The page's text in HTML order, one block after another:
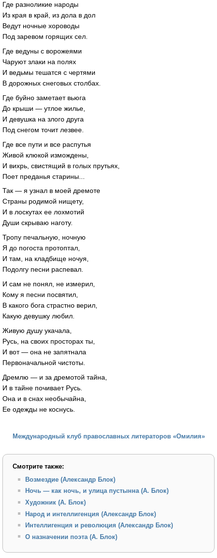
Где разноликие народы
Из края в край, из дола в дол
Ведут ночные хороводы
Под заревом горящих сел.
Где ведуны с ворожеями
Чаруют злаки на полях
И ведьмы тешатся с чертями
В дорожных снеговых столбах.
Где буйно заметает вьюга
До крыши — утлое жилье,
И девушка на злого друга
Под снегом точит лезвее.
Где все пути и все распутья
Живой клюкой измождены,
И вихрь, свистящий в голых прутьях,
Поет преданья старины...
Так — я узнал в моей дремоте
Страны родимой нищету,
И в лоскутах ее лохмотий
Души скрываю наготу.
Тропу печальную, ночную
Я до погоста протоптал,
И там, на кладбище ночуя,
Подолгу песни распевал.
И сам не понял, не измерил,
Кому я песни посвятил,
В какого бога страстно верил,
Какую девушку любил.
Живую душу укачала,
Русь, на своих просторах ты,
И вот — она не запятнала
Первоначальной чистоты.
Дремлю — и за дремотой тайна,
И в тайне почивает Русь.
Она и в снах необычайна,
Ее одежды не коснусь.
Международный клуб православных литераторов «Омилия»
Смотрите также:
Возмездие (Александр Блок)
Ночь — как ночь, и улица пустынна (А. Блок)
Художник (А. Блок)
Народ и интеллигенция (Александр Блок)
Интеллигенция и революция (Александр Блок)
О назначении поэта (А. Блок)